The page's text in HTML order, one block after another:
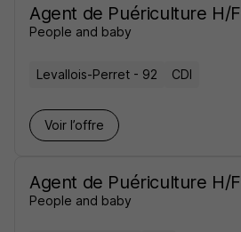
Agent de Puériculture H/F
People and baby
Levallois-Perret - 92 CDI
Voir l’offre
Agent de Puériculture H/F
People and baby